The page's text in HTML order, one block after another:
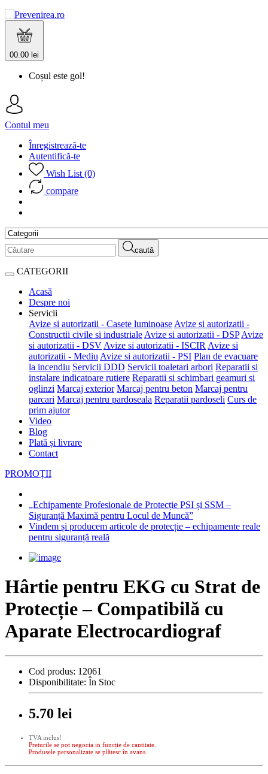
00.00 lei
Coșul este gol!
Contul meu
Înregistrează-te
Autentifică-te
Wish List (0)
compare
caută
CATEGORII
Acasă
Despre noi
Servicii
Avize si autorizatii - Casete luminoase Avize si autorizatii -
Constructii civile si industriale Avize si autorizatii - DSP Avize
si autorizatii - DSV Avize si autorizatii - ISCIR Avize si
autorizatii - Mediu Avize si autorizatii - PSI Plan de evacuare
la incendiu Servicii DDD Servicii toaletari arbori Reparatii si
instalare indicatoare rutiere Reparatii si schimbari geamuri si
oglinzi Marcaj exterior Marcaj pentru beton Marcaj pentru
parcari Marcaj pentru pardoseala Reparatii pardoseli Curs de
prim ajutor
Video
Blog
Plată și livrare
Contact
PROMOȚII
„Echipamente Profesionale de Protecție PSI și SSM –
Siguranță Maximă pentru Locul de Muncă”
Vindem și producem articole de protecție – echipamente reale
pentru siguranță reală
Hârtie pentru EKG cu Strat de
Protecție – Compatibilă cu
Aparate Electrocardiograf
Cod produs: 12061
Disponibilitate: În Stoc
5.70 lei
TVA inclus!
Preturile se pot negocia in funcție de cantitate.
Produsele personalizate se plătesc în avans.